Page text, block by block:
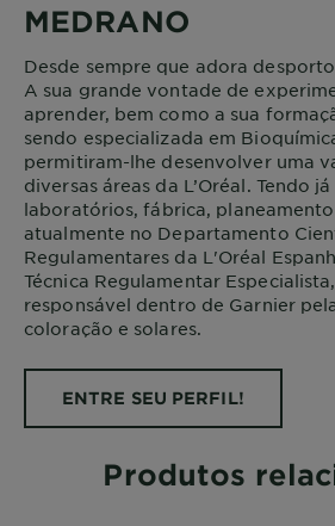
MEDRANO
Desde sempre que adora
A sua grande vontade de
aprender, bem como a sua
sendo especializada em
permitiram-lhe desenvolver uma
diversas áreas da L’Oréal. Tendo
laboratórios, fábrica,
atualmente no Departamento
Regulamentares da L'Oréal
Técnica Regulamentar
responsável dentro de Garnier
coloração e solares.
ENTRE SEU PERFIL!
Produtos